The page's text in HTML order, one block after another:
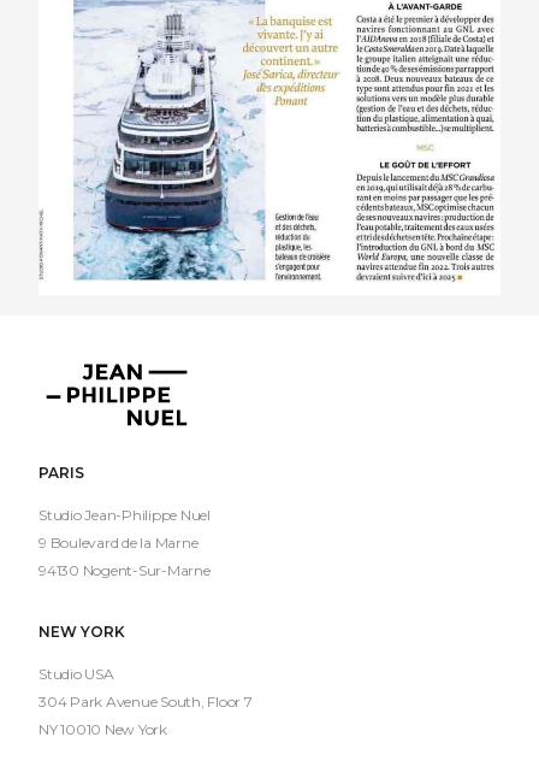
Jean-
Philippe
PARIS
Studio Jean-Philippe Nuel
9 Boulevard de la Marne
94130 Nogent-Sur-Marne
NEW YORK
Studio USA
304 Park Avenue South, Floor 7
NY 10010 New York